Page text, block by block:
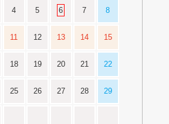
4 5 6 7 8
11 12 13 14 15
18 19 20 21 22
25 26 27 28 29